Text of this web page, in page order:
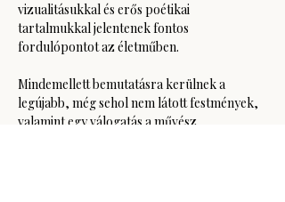
vizualitásukkal és erős poétikai
tartalmukkal jelentenek fontos
fordulópontot az életműben.
Mindemellett bemutatásra kerülnek a
legújabb, még sehol nem látott festmények,
valamint egy válogatás a művész…